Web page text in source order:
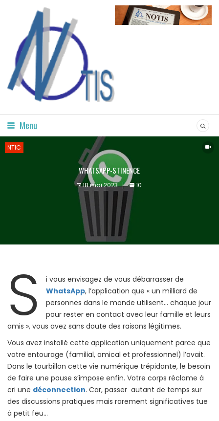
Menu
NTIC
WHATSAPP-STINENCE
18 mai 2023 10
S
i vous envisagez de vous débarrasser de
WhatsApp, l’application que « un milliard de
personnes dans le monde utilisent… chaque jour
pour rester en contact avec leur famille et leurs
amis », vous avez sans doute des raisons légitimes.
Vous avez installé cette application uniquement parce que
votre entourage (familial, amical et professionnel) l’avait.
Dans le tourbillon cette vie numérique trépidante, le besoin
de faire une pause s’impose enfin. Votre corps réclame à
cri une déconnection. Car, passer autant de temps sur
des discussions pratiques mais rarement significatives tue
à petit feu…